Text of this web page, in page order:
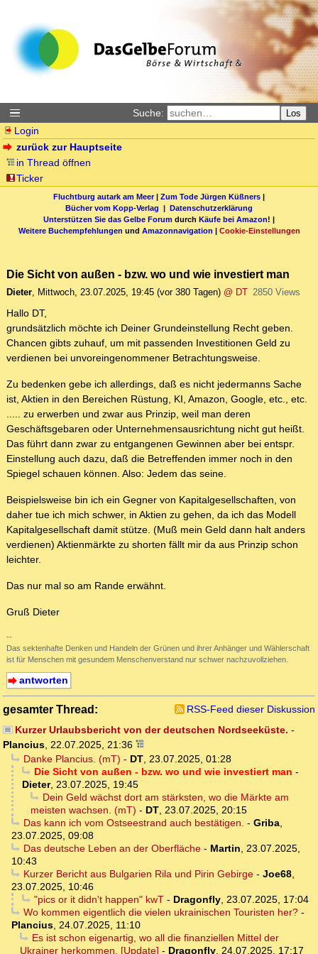
Suche: Los
Login
zurück zur Hauptseite
in Thread öffnen
Ticker
Fluchtburg autark am Meer| Zum Tode Jürgen Küßners |
Bücher vom Kopp-Verlag | Datenschutzerklärung
Unterstützen Sie das Gelbe Forum durch Käufe bei Amazon! |
Weitere Buchempfehlungen und Amazonnavigation | Cookie-Einstellungen
Die Sicht von außen - bzw. wo und wie investiert man
Dieter, Mittwoch, 23.07.2025, 19:45 (vor 380 Tagen) @ DT 2850 Views
Hallo DT,
grundsätzlich möchte ich Deiner Grundeinstellung Recht geben.
Chancen gibts zuhauf, um mit passenden Investitionen Geld zu
verdienen bei unvoreingenommener Betrachtungsweise.
Zu bedenken gebe ich allerdings, daß es nicht jedermanns Sache
ist, Aktien in den Bereichen Rüstung, KI, Amazon, Google, etc., etc.
..... zu erwerben und zwar aus Prinzip, weil man deren
Geschäftsgebaren oder Unternehmensausrichtung nicht gut heißt.
Das führt dann zwar zu entgangenen Gewinnen aber bei entspr.
Einstellung auch dazu, daß die Betreffenden immer noch in den
Spiegel schauen können. Also: Jedem das seine.
Beispielsweise bin ich ein Gegner von Kapitalgesellschaften, von
daher tue ich mich schwer, in Aktien zu gehen, da ich das Modell
Kapitalgesellschaft damit stütze. (Muß mein Geld dann halt anders
verdienen) Aktienmärkte zu shorten fällt mir da aus Prinzip schon
leichter.
Das nur mal so am Rande erwähnt.
Gruß Dieter
--
Das sektenhafte Denken und Handeln der Grünen und ihrer Anhänger und Wählerschaft
ist für Menschen mit gesundem Menschenverstand nur schwer nachzuvollziehen.
antworten
gesamter Thread:
RSS-Feed dieser Diskussion
Kurzer Urlaubsbericht von der deutschen Nordseeküste. -
Plancius, 22.07.2025, 21:36
Danke Plancius. (mT) - DT, 23.07.2025, 01:28
Die Sicht von außen - bzw. wo und wie investiert man -
Dieter, 23.07.2025, 19:45
Dein Geld wächst dort am stärksten, wo die Märkte am
meisten wachsen. (mT) - DT, 23.07.2025, 20:15
Das kann ich vom Ostseestrand auch bestätigen. - Griba,
23.07.2025, 09:08
Das deutsche Leben an der Oberfläche- Martin, 23.07.2025,
10:43
Kurzer Bericht aus Bulgarien Rila und Pirin Gebirge- Joe68,
23.07.2025, 10:46
"pics or it didn't happen" kwT- Dragonfly, 23.07.2025, 17:04
Wo kommen eigentlich die vielen ukrainischen Touristen her?-
Plancius, 24.07.2025, 11:10
Es ist schon eigenartig, wo all die finanziellen Mittel der
Ukrainer herkommen, [Update] - Dragonfly, 24.07.2025, 17:17